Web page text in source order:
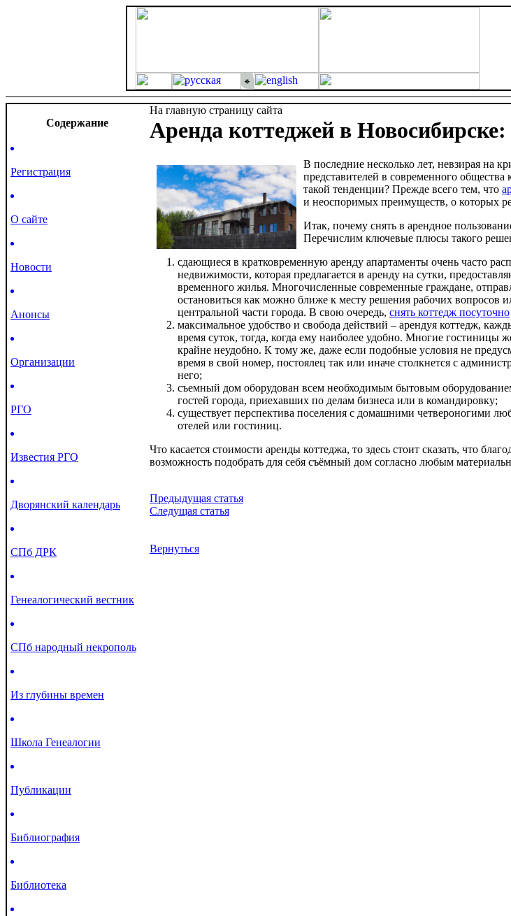
Cодержание
Регистрация
О сайте
Новости
Анонсы
Организации
РГО
Известия РГО
Дворянский календарь
СПб ДРК
Генеалогический вестник
СПб народный некрополь
Из глубины времен
Школа Генеалогии
Публикации
Библиография
Библиотека
На главную страницу сайта
Аренда коттеджей в
В последние несколько лет, невзирая на
представителей в современного
такой тенденции? Прежде всего тем, что
и неоспоримых преимуществ, о которых
Итак, почему снять в арендное
Перечислим ключевые плюсы такого
сдающиеся в кратковременную аренду апартаменты очень часто
недвижимости, которая предлагается в аренду на сутки,
временного жилья. Многочисленные современные граждане,
остановиться как можно ближе к месту решения рабочих вопросов
центральной части города. В свою очередь, снять коттедж посуточно
максимальное удобство и свобода действий – арендуя коттедж,
время суток, тогда, когда ему наиболее удобно. Многие
крайне неудобно. К тому же, даже если подобные условия не
время в свой номер, постоялец так или иначе столкнется с
него;
съемный дом оборудован всем необходимым бытовым
гостей города, приехавших по делам бизнеса или в командировку;
существует перспектива поселения с домашними четвероногими
отелей или гостиниц.
Что касается стоимости аренды коттеджа, то здесь стоит сказать, что
возможность подобрать для себя съёмный дом согласно любым
Предыдущая статья
Следущая статья
Вернуться